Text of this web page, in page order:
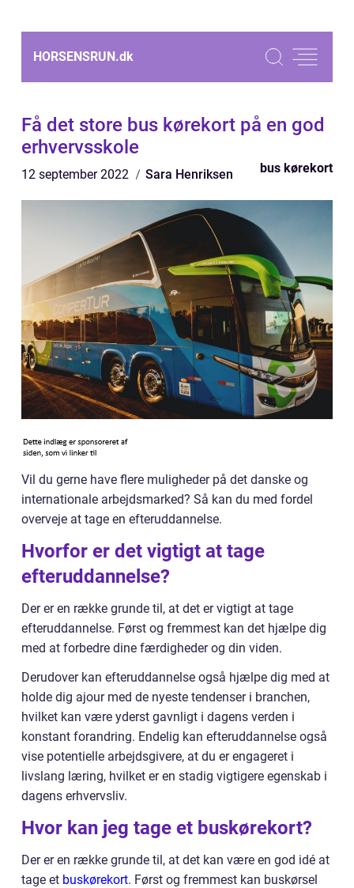
HORSENSRUN.dk
Få det store bus kørekort på en god
erhvervsskole
12 september 2022 Sara Henriksen bus kørekort
Vil du gerne have flere muligheder på det danske og
internationale arbejdsmarked? Så kan du med fordel
overveje at tage en efteruddannelse.
Hvorfor er det vigtigt at tage
efteruddannelse?
Der er en række grunde til, at det er vigtigt at tage
efteruddannelse. Først og fremmest kan det hjælpe dig
med at forbedre dine færdigheder og din viden.
Derudover kan efteruddannelse også hjælpe dig med at
holde dig ajour med de nyeste tendenser i branchen,
hvilket kan være yderst gavnligt i dagens verden i
konstant forandring. Endelig kan efteruddannelse også
vise potentielle arbejdsgivere, at du er engageret i
livslang læring, hvilket er en stadig vigtigere egenskab i
dagens erhvervsliv.
Hvor kan jeg tage et buskørekort?
Der er en række grunde til, at det kan være en god idé at
tage et buskørekort. Først og fremmest kan buskørsel